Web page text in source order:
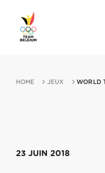
HOME JEUX
23 JUIN 2018